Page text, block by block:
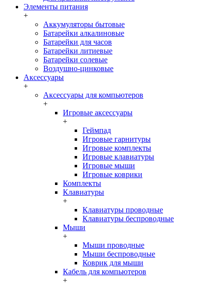
Элементы питания
+
Аккумуляторы бытовые
Батарейки алкалиновые
Батарейки для часов
Батарейки литиевые
Батарейки солевые
Воздушно-цинковые
Аксессуары
+
Аксессуары для компьютеров
+
Игровые аксессуары
+
Геймпад
Игровые гарнитуры
Игровые комплекты
Игровые клавиатуры
Игровые мыши
Игровые коврики
Комплекты
Клавиатуры
+
Клавиатуры проводные
Клавиатуры беспроводные
Мыши
+
Мыши проводные
Мыши беспроводные
Коврик для мыши
Кабель для компьютеров
+